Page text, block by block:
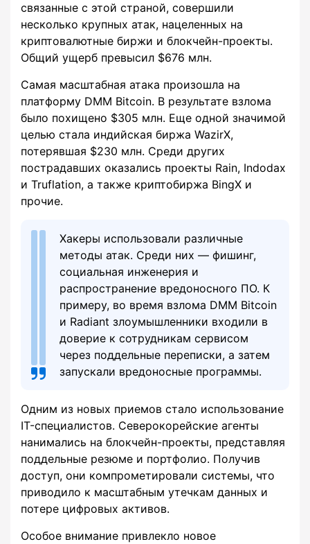
связанные с этой страной, совершили
несколько крупных атак, нацеленных на
криптовалютные биржи и блокчейн-проекты.
Общий ущерб превысил $676 млн.
Самая масштабная атака произошла на
платформу DMM Bitcoin. В результате взлома
было похищено $305 млн. Еще одной значимой
целью стала индийская биржа WazirX,
потерявшая $230 млн. Среди других
пострадавших оказались проекты Rain, Indodax
и Truflation, а также криптобиржа BingX и
прочие.
Хакеры использовали различные
методы атак. Среди них — фишинг,
социальная инженерия и
распространение вредоносного ПО. К
примеру, во время взлома DMM Bitcoin
и Radiant злоумышленники входили в
доверие к сотрудникам сервисом
через поддельные переписки, а затем
запускали вредоносные программы.
Одним из новых приемов стало использование
IT-специалистов. Северокорейские агенты
нанимались на блокчейн-проекты, представляя
поддельные резюме и портфолио. Получив
доступ, они компрометировали системы, что
приводило к масштабным утечкам данных и
потере цифровых активов.
Особое внимание привлекло новое